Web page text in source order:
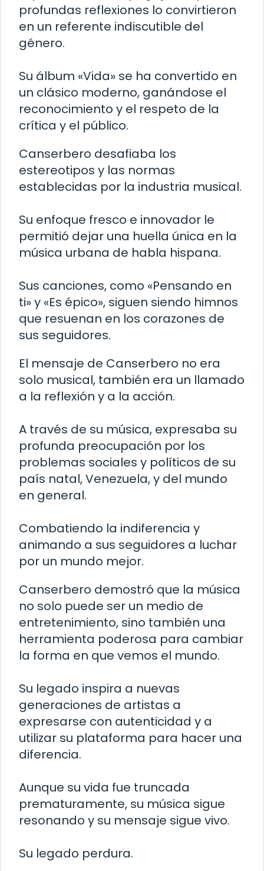
profundas reflexiones lo convirtieron
en un referente indiscutible del
género.
Su álbum «Vida» se ha convertido en
un clásico moderno, ganándose el
reconocimiento y el respeto de la
crítica y el público.
Canserbero desafiaba los
estereotipos y las normas
establecidas por la industria musical.
Su enfoque fresco e innovador le
permitió dejar una huella única en la
música urbana de habla hispana.
Sus canciones, como «Pensando en
ti» y «Es épico», siguen siendo himnos
que resuenan en los corazones de
sus seguidores.
El mensaje de Canserbero no era
solo musical, también era un llamado
a la reflexión y a la acción.
A través de su música, expresaba su
profunda preocupación por los
problemas sociales y políticos de su
país natal, Venezuela, y del mundo
en general.
Combatiendo la indiferencia y
animando a sus seguidores a luchar
por un mundo mejor.
Canserbero demostró que la música
no solo puede ser un medio de
entretenimiento, sino también una
herramienta poderosa para cambiar
la forma en que vemos el mundo.
Su legado inspira a nuevas
generaciones de artistas a
expresarse con autenticidad y a
utilizar su plataforma para hacer una
diferencia.
Aunque su vida fue truncada
prematuramente, su música sigue
resonando y su mensaje sigue vivo.
Su legado perdura.